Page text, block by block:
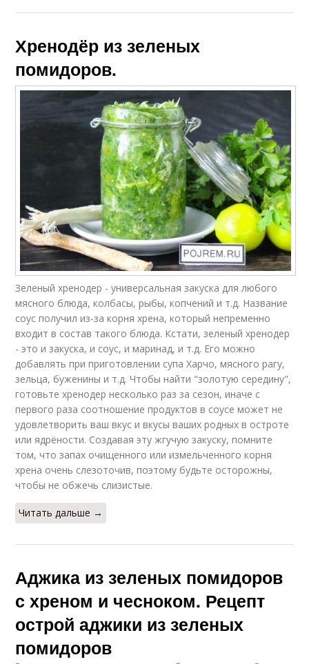
Хренодёр из зеленых
помидоров.
Зеленый хренодер - универсальная закуска для любого
мясного блюда, колбасы, рыбы, копчений и т.д. Название
соус получил из-за корня хрена, который непременно
входит в состав такого блюда. Кстати, зеленый хренодер
- это и закуска, и соус, и маринад, и т.д. Его можно
добавлять при приготовлении супа Харчо, мясного рагу,
зельца, буженины и т.д. Чтобы найти "золотую середину",
готовьте хренодер несколько раз за сезон, иначе с
первого раза соотношение продуктов в соусе может не
удовлетворить ваш вкус и вкусы ваших родных в остроте
или ядрёности. Создавая эту жгучую закуску, помните
том, что запах очищенного или измельченного корня
хрена очень слезоточив, поэтому будьте осторожны,
чтобы не обжечь слизистые.
Читать дальше →
Аджика из зеленых помидоров
с хреном и чесноком. Рецепт
острой аджики из зеленых
помидоров